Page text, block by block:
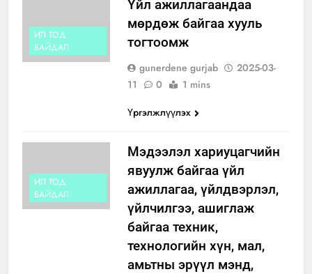
ИЛ ТОД
БАЙДАЛ
Үйл ажиллагаандаа
мөрдөж байгаа хууль
тогтоомж
gunerdene gurjab
2025-03-
11
0
1 mins
Үргэлжлүүлэх
ИЛ ТОД
БАЙДАЛ
Мэдээлэл хариуцагчийн
явуулж байгаа үйл
ажиллагаа, үйлдвэрлэл,
үйлчилгээ, ашиглаж
байгаа техник,
технологийн хүн, мал,
амьтны эрүүл мэнд,